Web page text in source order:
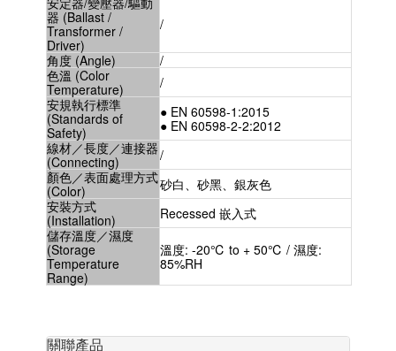
器 (Ballast /
Transformer /
Driver)
/
角度 (Angle)
/
色溫 (Color
Temperature)
/
安規執行標準
(Standards of
Safety)
● EN 60598-1:2015
● EN 60598-2-2:2012
線材／長度／連接器
(Connecting)
/
顏色／表面處理方式
(Color)
砂白、砂黑、銀灰色
安裝方式
(Installation)
Recessed 嵌入式
儲存溫度／濕度
(Storage
Temperature
Range)
溫度: -20℃ to + 50℃ / 濕度:
85%RH
關聯產品